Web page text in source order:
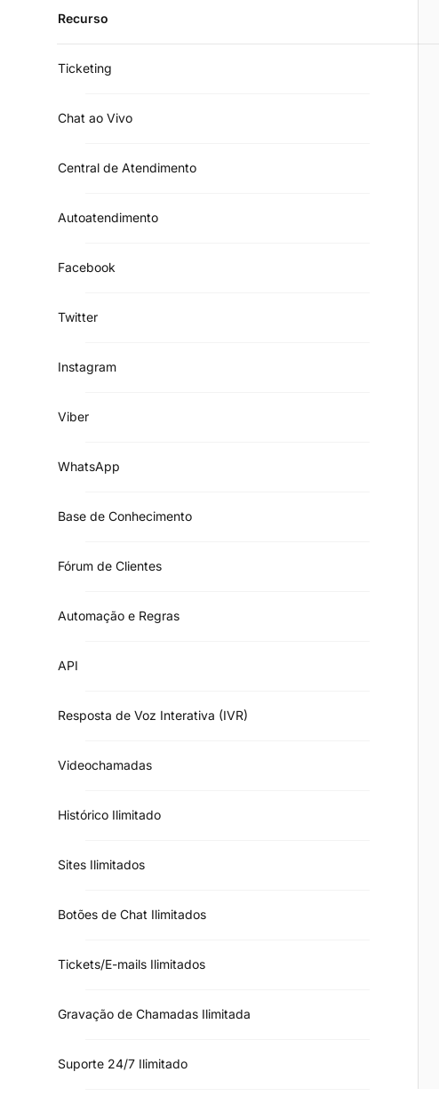
Recurso
Ticketing
Chat ao Vivo
Central de Atendimento
Autoatendimento
Facebook
Twitter
Instagram
Viber
WhatsApp
Base de Conhecimento
Fórum de Clientes
Automação e Regras
API
Resposta de Voz Interativa (IVR)
Videochamadas
Histórico Ilimitado
Sites Ilimitados
Botões de Chat Ilimitados
Tickets/E-mails Ilimitados
Gravação de Chamadas Ilimitada
Suporte 24/7 Ilimitado